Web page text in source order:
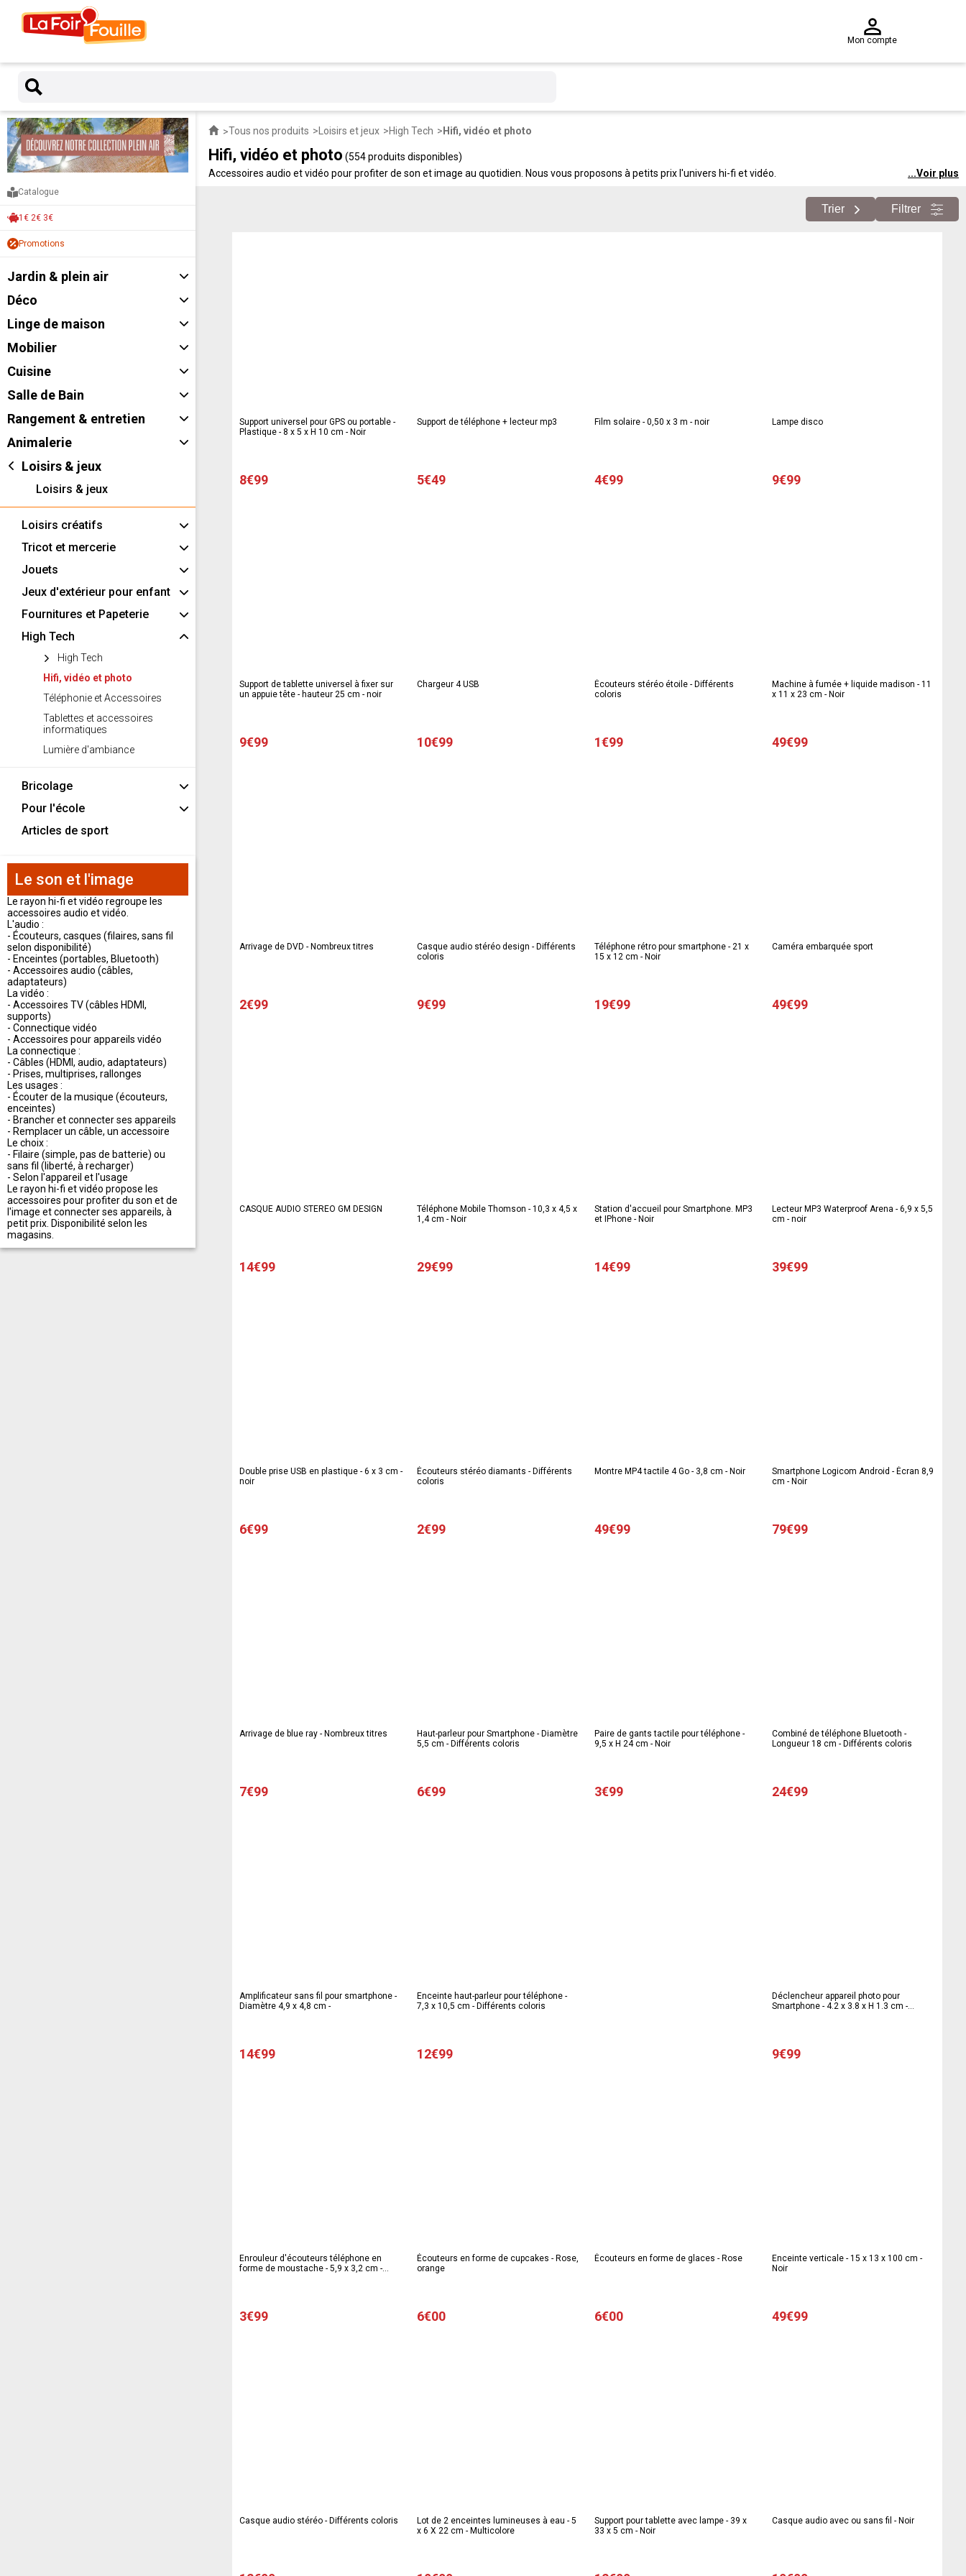
Mon compte
Catalogue
1€ 2€ 3€
Promotions
Jardin & plein air
Déco
Linge de maison
Mobilier
Cuisine
Salle de Bain
Rangement & entretien
Animalerie
Loisirs & jeux
Loisirs & jeux
Loisirs créatifs
Tricot et mercerie
Jouets
Jeux d'extérieur pour enfant
Fournitures et Papeterie
High Tech
High Tech
Hifi, vidéo et photo
Téléphonie et Accessoires
Tablettes et accessoires
informatiques
Lumière d'ambiance
Bricolage
Pour l'école
Articles de sport
Le son et l'image
Le rayon hi-fi et vidéo regroupe les
accessoires audio et vidéo.
L'audio :
- Écouteurs, casques (filaires, sans fil
selon disponibilité)
- Enceintes (portables, Bluetooth)
- Accessoires audio (câbles,
adaptateurs)
La vidéo :
- Accessoires TV (câbles HDMI,
supports)
- Connectique vidéo
- Accessoires pour appareils vidéo
La connectique :
- Câbles (HDMI, audio, adaptateurs)
- Prises, multiprises, rallonges
Les usages :
- Écouter de la musique (écouteurs,
enceintes)
- Brancher et connecter ses appareils
- Remplacer un câble, un accessoire
Le choix :
- Filaire (simple, pas de batterie) ou
sans fil (liberté, à recharger)
- Selon l'appareil et l'usage
Le rayon hi-fi et vidéo propose les
accessoires pour profiter du son et de
l'image et connecter ses appareils, à
petit prix. Disponibilité selon les
magasins.
Tous nos produits Loisirs et jeux High Tech Hifi, vidéo et photo
Hifi, vidéo et photo (554 produits disponibles)
Accessoires audio et vidéo pour profiter de son et image au quotidien. Nous vous proposons à petits prix l'univers hi-fi et vidéo.
...Voir plus
Trier Filtrer
Support universel pour GPS ou portable -
Plastique - 8 x 5 x H 10 cm - Noir
8€99
Support de téléphone + lecteur mp3
5€49
Film solaire - 0,50 x 3 m - noir
4€99
Lampe disco
9€99
Support de tablette universel à fixer sur
un appuie tête - hauteur 25 cm - noir
9€99
Chargeur 4 USB
10€99
Écouteurs stéréo étoile - Différents
coloris
1€99
Machine à fumée + liquide madison - 11
x 11 x 23 cm - Noir
49€99
Arrivage de DVD - Nombreux titres
2€99
Casque audio stéréo design - Différents
coloris
9€99
Téléphone rétro pour smartphone - 21 x
15 x 12 cm - Noir
19€99
Caméra embarquée sport
49€99
CASQUE AUDIO STEREO GM DESIGN
14€99
Téléphone Mobile Thomson - 10,3 x 4,5 x
1,4 cm - Noir
29€99
Station d'accueil pour Smartphone. MP3
et IPhone - Noir
14€99
Lecteur MP3 Waterproof Arena - 6,9 x 5,5
cm - noir
39€99
Double prise USB en plastique - 6 x 3 cm -
noir
6€99
Écouteurs stéréo diamants - Différents
coloris
2€99
Montre MP4 tactile 4 Go - 3,8 cm - Noir
49€99
Smartphone Logicom Android - Écran 8,9
cm - Noir
79€99
Arrivage de blue ray - Nombreux titres
7€99
Haut-parleur pour Smartphone - Diamètre
5,5 cm - Différents coloris
6€99
Paire de gants tactile pour téléphone -
9,5 x H 24 cm - Noir
3€99
Combiné de téléphone Bluetooth -
Longueur 18 cm - Différents coloris
24€99
Amplificateur sans fil pour smartphone -
Diamètre 4,9 x 4,8 cm -
14€99
Enceinte haut-parleur pour téléphone -
7,3 x 10,5 cm - Différents coloris
12€99
Déclencheur appareil photo pour
Smartphone - 4.2 x 3.8 x H 1.3 cm -
9€99
Enrouleur d'écouteurs téléphone en
forme de moustache - 5,9 x 3,2 cm -
3€99
Écouteurs en forme de cupcakes - Rose,
orange
6€00
Écouteurs en forme de glaces - Rose
6€00
Enceinte verticale - 15 x 13 x 100 cm -
Noir
49€99
Casque audio stéréo - Différents coloris
Lot de 2 enceintes lumineuses à eau - 5
x 6 X 22 cm - Multicolore
Support pour tablette avec lampe - 39 x
33 x 5 cm - Noir
Casque audio avec ou sans fil - Noir